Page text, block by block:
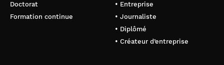
Doctorat
Formation continue
• Entreprise
• Journaliste
• Diplômé
• Créateur d’entreprise